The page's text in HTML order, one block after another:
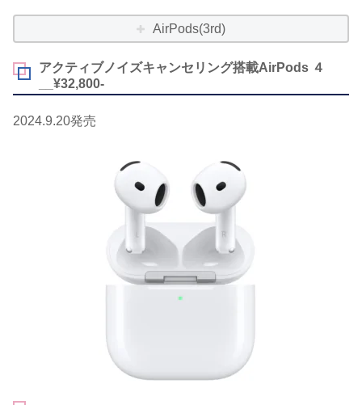
AirPods(3rd)
アクティブノイズキャンセリング搭載AirPods ４
__¥32,800-
2024.9.20発売